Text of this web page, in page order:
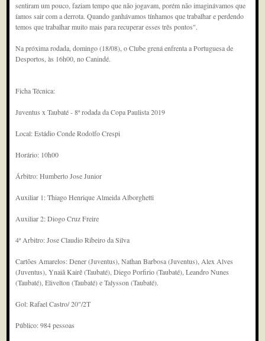
sentiram um pouco, faziam tempo que não jogavam, porém não imaginávamos que
íamos sair com a derrota. Quando ganhávamos tínhamos que trabalhar e perdendo
temos que trabalhar muito mais para recuperar esses três pontos".
Na próxima rodada, domingo (18/08), o Clube grená enfrenta a Portuguesa de
Desportos, às 16h00, no Canindé.
Ficha Técnica:
Juventus x Taubaté - 8ª rodada da Copa Paulista 2019
Local: Estádio Conde Rodolfo Crespi
Horário: 10h00
Árbitro: Humberto Jose Junior
Auxiliar 1: Thiago Henrique Almeida Alborghetti
Auxiliar 2: Diogo Cruz Freire
4ª Arbitro: Jose Claudio Ribeiro da Silva
Cartões Amarelos: Dener (Juventus), Nathan Barbosa (Juventus), Alex Alves
(Juventus), Ynaiã Kairê (Taubaté), Diego Porfirio (Taubaté), Leandro Nunes
(Taubaté), Elivelton (Taubaté) e Talysson (Taubaté).
Gol: Rafael Castro/ 20"/2T
Público: 984 pessoas